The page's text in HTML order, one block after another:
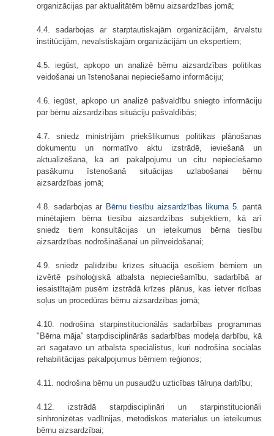
organizācijas par aktualitātēm bērnu aizsardzības jomā;
4.4. sadarbojas ar starptautiskajām organizācijām, ārvalstu
institūcijām, nevalstiskajām organizācijām un ekspertiem;
4.5. iegūst, apkopo un analizē bērnu aizsardzības politikas
veidošanai un īstenošanai nepieciešamo informāciju;
4.6. iegūst, apkopo un analizē pašvaldību sniegto informāciju
par bērnu aizsardzības situāciju pašvaldībās;
4.7. sniedz ministrijām priekšlikumus politikas plānošanas
dokumentu un normatīvo aktu izstrādē, ieviešanā un
aktualizēšanā, kā arī pakalpojumu un citu nepieciešamo
pasākumu īstenošanā situācijas uzlabošanai bērnu
aizsardzības jomā;
4.8. sadarbojas ar Bērnu tiesību aizsardzības likuma 5. pantā
minētajiem bērna tiesību aizsardzības subjektiem, kā arī
sniedz tiem konsultācijas un ieteikumus bērna tiesību
aizsardzības nodrošināšanai un pilnveidošanai;
4.9. sniedz palīdzību krīzes situācijā esošiem bērniem un
izvērtē psiholoģiskā atbalsta nepieciešamību, sadarbībā ar
iesaistītajām pusēm izstrādā krīzes plānus, kas ietver rīcības
soļus un procedūras bērnu aizsardzības jomā;
4.10. nodrošina starpinstitucionālās sadarbības programmas
"Bērna māja" starpdisciplinārās sadarbības modeļa darbību, kā
arī sagatavo un atbalsta speciālistus, kuri nodrošina sociālās
rehabilitācijas pakalpojumus bērniem reģionos;
4.11. nodrošina bērnu un pusaudžu uzticības tālruņa darbību;
4.12. izstrādā starpdisciplināri un starpinstitucionāli
sinhronizētas vadlīnijas, metodiskos materiālus un ieteikumus
bērnu aizsardzībai;